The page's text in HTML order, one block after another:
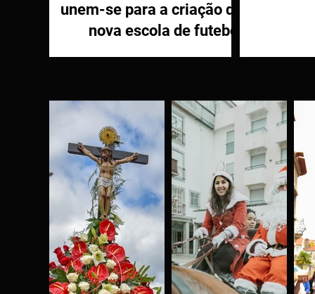
unem-se para a criação de
nova escola de futebol